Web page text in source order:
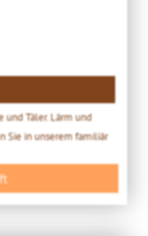
und Täler. Lärm und
Sie in unserem familiär